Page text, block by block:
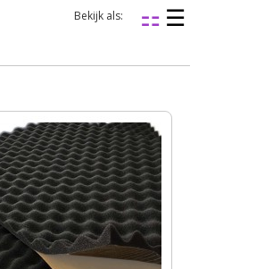
Bekijk als: